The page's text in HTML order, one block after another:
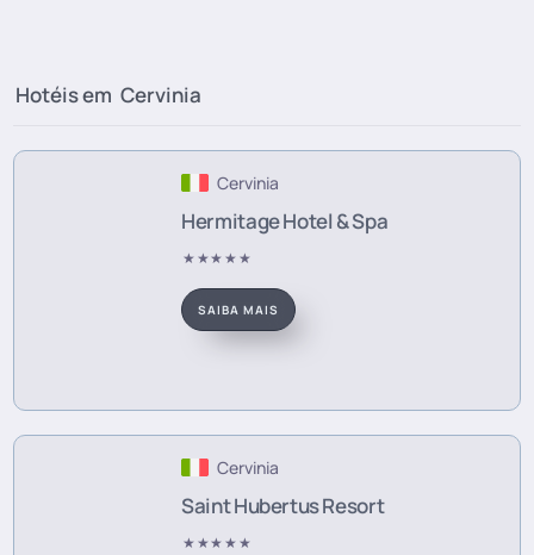
Hotéis em Cervinia
Cervinia
Hermitage Hotel & Spa
★★★★★
SAIBA MAIS
Cervinia
Saint Hubertus Resort
★★★★★